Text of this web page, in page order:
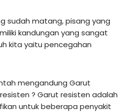
sudah matang, pisang yang
kandungan yang sangat
kita yaitu pencegahan
mengandung Garut
? Garut resisten adalah
untuk beberapa penyakit